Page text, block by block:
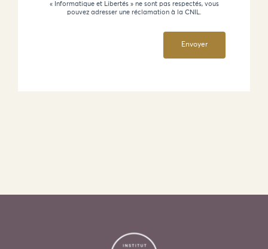
« Informatique et Libertés » ne sont pas respectés, vous
pouvez adresser une réclamation à la CNIL.